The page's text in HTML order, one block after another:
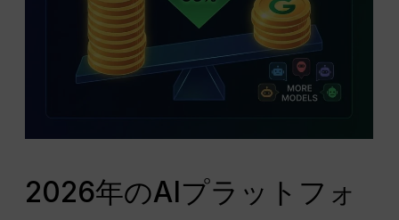
2026年のAIプラットフォ